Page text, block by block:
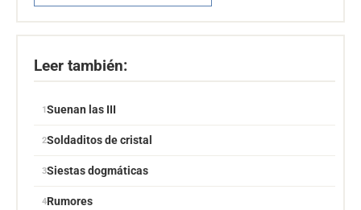
Leer también:
Suenan las III
Soldaditos de cristal
Siestas dogmáticas
Rumores